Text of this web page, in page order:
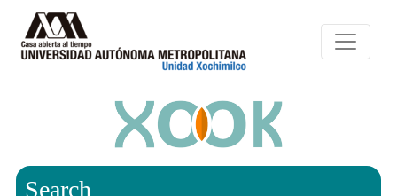
Search